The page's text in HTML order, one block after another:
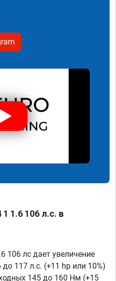
1.6 106 л.с. в
106 лс дает увеличение
117 л.с. (+11 hp или 10%)
145 до 160 Нм (+15